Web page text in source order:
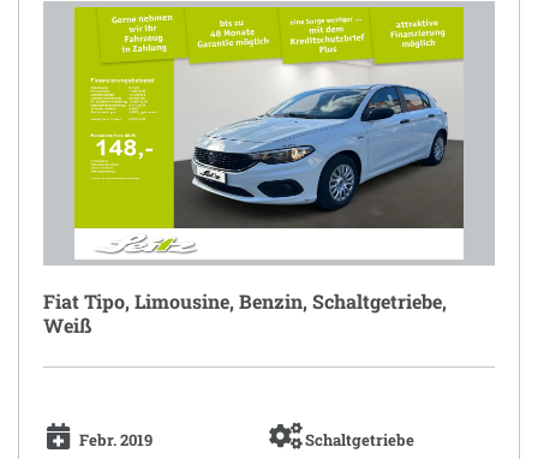
Fiat Tipo, Limousine, Benzin, Schaltgetriebe,
Weiß
Febr. 2019 Schaltgetriebe